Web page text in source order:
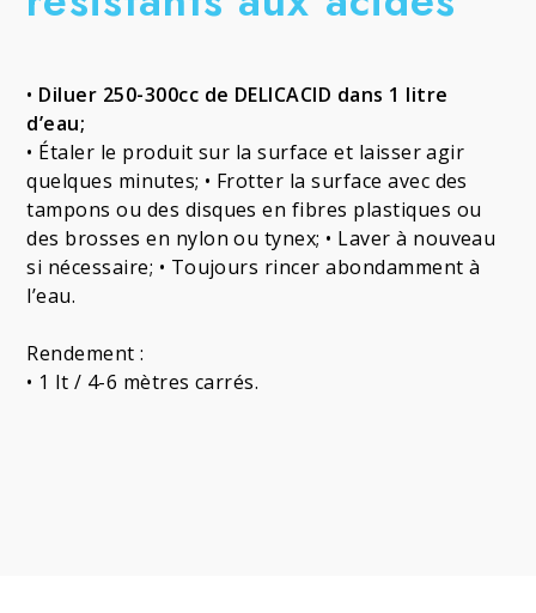
• Diluer 250-300cc de DELICACID dans 1 litre
d’eau;
• Étaler le produit sur la surface et laisser agir
quelques minutes; • Frotter la surface avec des
tampons ou des disques en fibres plastiques ou
des brosses en nylon ou tynex; • Laver à nouveau
si nécessaire; • Toujours rincer abondamment à
l’eau.
Rendement :
• 1 lt / 4-6 mètres carrés.